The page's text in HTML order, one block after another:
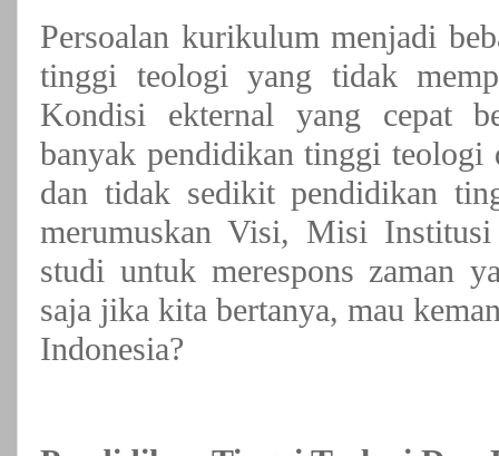
Persoalan kurikulum menjadi
tinggi teologi yang tidak
Kondisi ekternal yang cepat
banyak pendidikan tinggi teologi
dan tidak sedikit pendidikan
merumuskan Visi, Misi
studi untuk merespons zaman
saja jika kita bertanya, mau
Indonesia?